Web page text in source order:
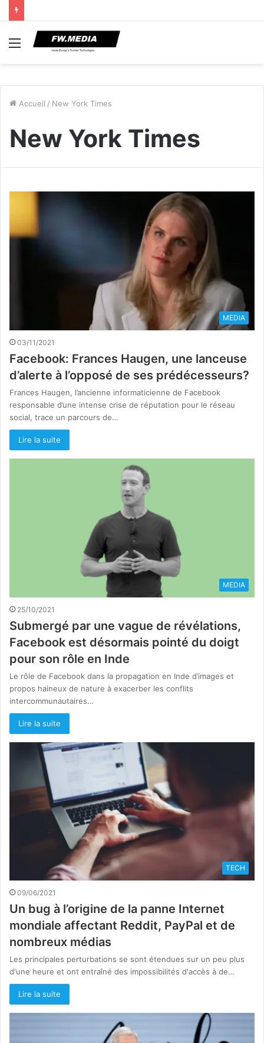
Menu
Accueil / New York Times
New York Times
MEDIA
03/11/2021
Facebook: Frances Haugen, une lanceuse
d’alerte à l’opposé de ses prédécesseurs?
Frances Haugen, l’ancienne informaticienne de Facebook
responsable d’une intense crise de réputation pour le réseau
social, trace un parcours de…
Lire la suite
MEDIA
25/10/2021
Submergé par une vague de révélations,
Facebook est désormais pointé du doigt
pour son rôle en Inde
Le rôle de Facebook dans la propagation en Inde d’images et
propos haineux de nature à exacerber les conflits
intercommunautaires…
Lire la suite
TECH
09/06/2021
Un bug à l’origine de la panne Internet
mondiale affectant Reddit, PayPal et de
nombreux médias
Les principales perturbations se sont étendues sur un peu plus
d'une heure et ont entraîné des impossibilités d'accès à de…
Lire la suite